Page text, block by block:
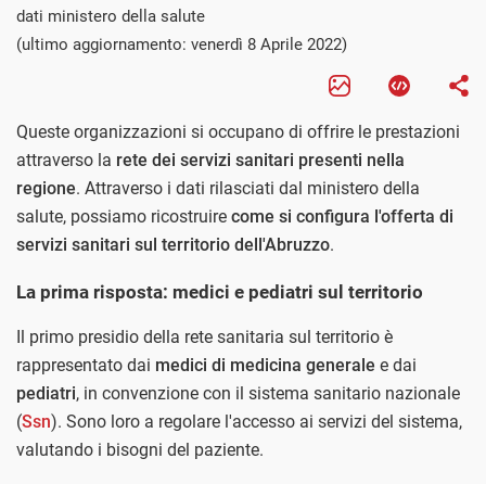
dati ministero della salute
(ultimo aggiornamento: venerdì 8 Aprile 2022)
Queste organizzazioni si occupano di offrire le prestazioni
attraverso la rete dei servizi sanitari presenti nella
regione. Attraverso i dati rilasciati dal ministero della
salute, possiamo ricostruire come si configura l'offerta di
servizi sanitari sul territorio dell'Abruzzo.
La prima risposta: medici e pediatri sul territorio
Il primo presidio della rete sanitaria sul territorio è
rappresentato dai medici di medicina generale e dai
pediatri, in convenzione con il sistema sanitario nazionale
(Ssn). Sono loro a regolare l'accesso ai servizi del sistema,
valutando i bisogni del paziente.